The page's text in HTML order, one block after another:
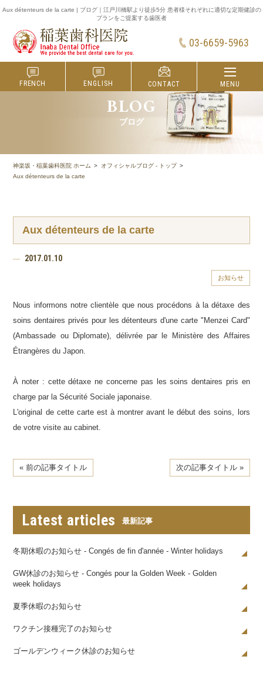
Aux détenteurs de la carte | ブログ｜江戸川橋駅より徒歩5分 患者様それぞれに適切な定期健診の
プランをご提案する歯医者
03-6659-5963
FRENCH ENGLISH CONTACT MENU
BLOG
ブログ
神楽坂・稲葉歯科医院 ホーム
オフィシャルブログ - トップ
Aux détenteurs de la carte
Aux détenteurs de la carte
2017.01.10
お知らせ
Nous informons notre clientèle que nous procédons à la détaxe des
soins dentaires privés pour les détenteurs d'une carte "Menzei Card"
(Ambassade ou Diplomate), délivrée par le Ministère des Affaires
Étrangères du Japon.
À noter : cette détaxe ne concerne pas les soins dentaires pris en
charge par la Sécurité Sociale japonaise.
L'original de cette carte est à montrer avant le début des soins, lors
de votre visite au cabinet.
« 前の記事タイトル 次の記事タイトル »
Latest articles 最新記事
冬期休暇のお知らせ - Congés de fin d'année - Winter holidays
GW休診のお知らせ - Congés pour la Golden Week - Golden
week holidays
夏季休暇のお知らせ
ワクチン接種完了のお知らせ
ゴールデンウィーク休診のお知らせ